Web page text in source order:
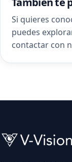
Si quieres
puedes
contactar con